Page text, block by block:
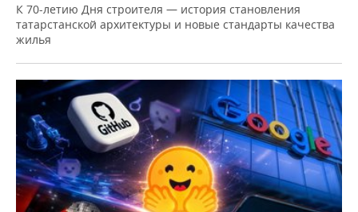
К 70-летию Дня строителя — история становления
татарстанской архитектуры и новые стандарты качества
жилья